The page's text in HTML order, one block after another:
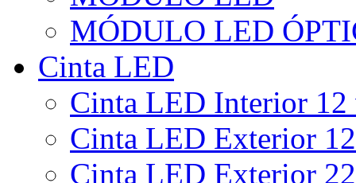
MÓDULO LED
Cinta LED
Cinta LED Interior
Cinta LED Exterior
Cinta LED Exterior